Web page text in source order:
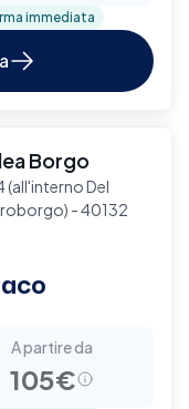
immediata
Borgo
(all'interno Del
- 40132
A partire da
105€